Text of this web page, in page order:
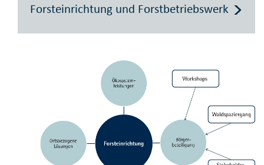
Forsteinrichtung und Forstbetriebswerk